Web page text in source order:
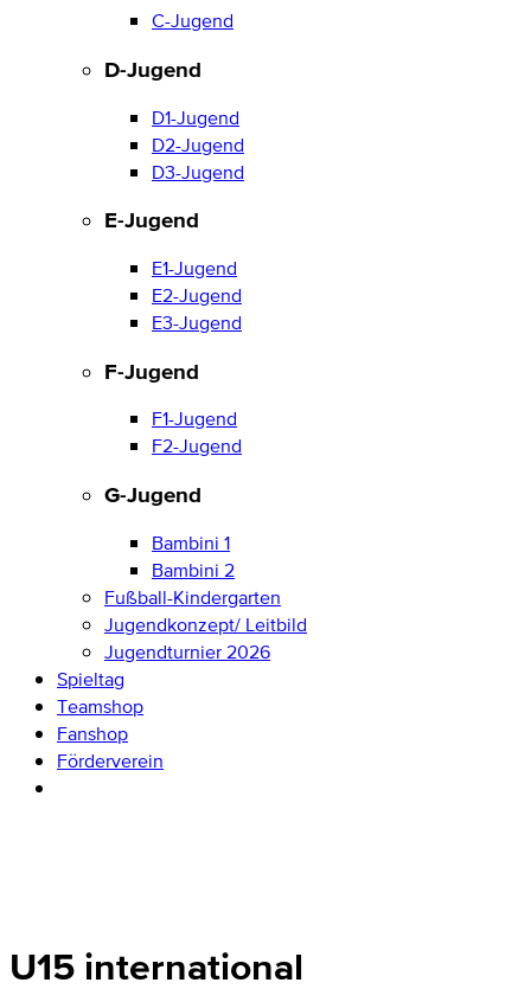
C-Jugend
D-Jugend
D1-Jugend
D2-Jugend
D3-Jugend
E-Jugend
E1-Jugend
E2-Jugend
E3-Jugend
F-Jugend
F1-Jugend
F2-Jugend
G-Jugend
Bambini 1
Bambini 2
Fußball-Kindergarten
Jugendkonzept/ Leitbild
Jugendturnier 2026
Spieltag
Teamshop
Fanshop
Förderverein
U15 international